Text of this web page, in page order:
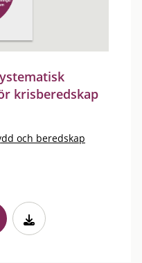
krisberedskap
och beredskap